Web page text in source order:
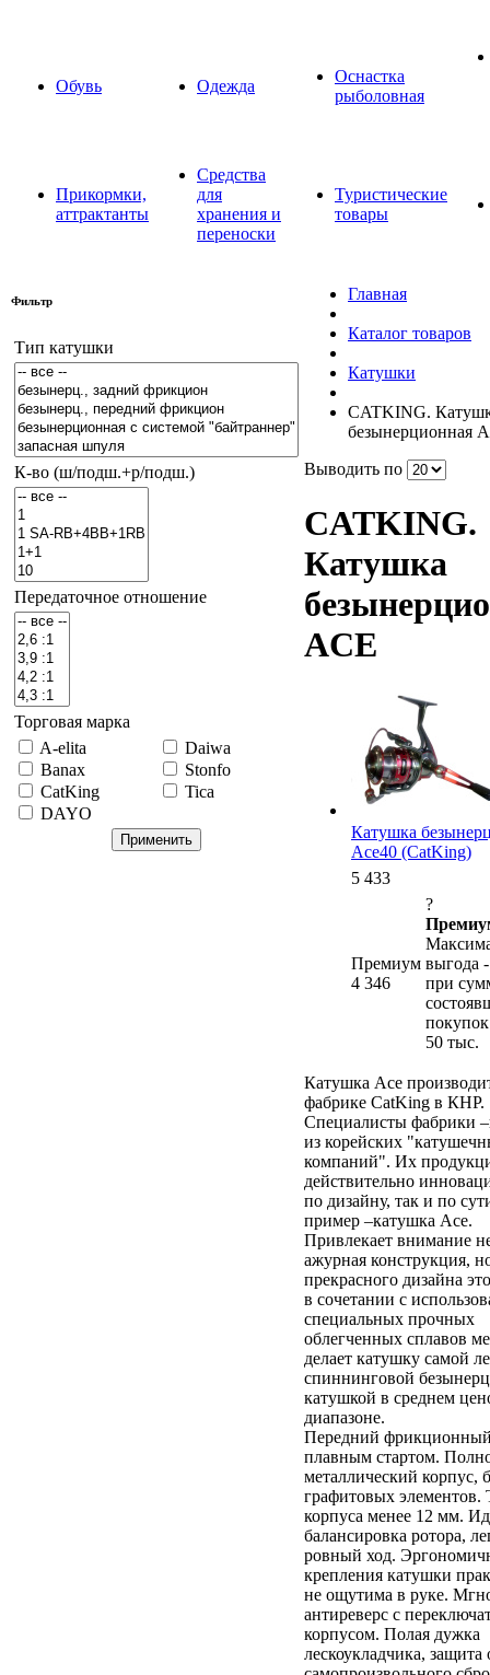
Обувь Одежда
Оснастка
рыболовная
Прикормки,
аттрактанты
Средства
для
хранения и
переноски
Туристические
товары
Фильтр
Тип катушки
К-во (ш/подш.+р/подш.)
Передаточное отношение
Торговая марка
A-elita
Banax
CatKing
DAYO
Daiwa
Stonfo
Tica
Главная
Каталог товаров
Катушки
CATKING.
безынерционная
Выводить по
CATKING.
Катушка
ACE
Катушка
Ace40 (CatKing)
5 433
Премиум
4 346
?
выгода
при
50 тыс.
Катушка Ace
фабрике CatKing в КНР.
Специалисты фабрики
из корейских
компаний". Их
действительно
по дизайну, так и по
пример –катушка Ace.
Привлекает внимание
ажурная конструкция,
прекрасного дизайна
в сочетании с
специальных прочных
облегченных сплавов
делает катушку самой
спиннинговой
катушкой в среднем
диапазоне.
Передний
плавным стартом.
металлический корпус,
графитовых элементов.
корпуса менее 12 мм.
балансировка ротора,
ровный ход.
крепления катушки
не ощутима в руке.
антиреверс с
корпусом. Полая дужка
лескоукладчика, защита